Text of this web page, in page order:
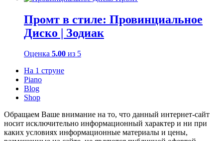
Промт в стиле: Провинциальное
Диско | Зодиак
Оценка 5.00 из 5
На 1 струне
Piano
Blog
Shop
Обращаем Ваше внимание на то, что данный интернет-сайт
носит исключительно информационный характер и ни при
каких условиях информационные материалы и цены,